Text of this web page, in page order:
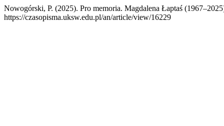
Nowogórski, P. (2025). Pro memoria. Magdalena Łaptaś
https://czasopisma.uksw.edu.pl/an/article/view/16229